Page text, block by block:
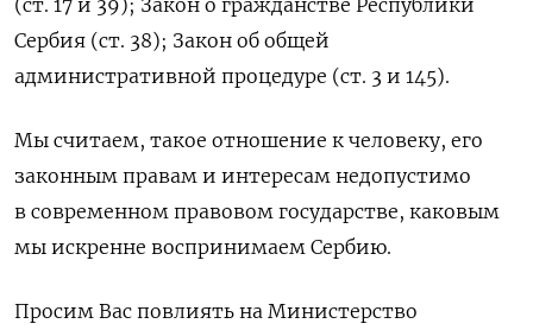
(ст. 17 и 39); Закон о гражданстве Республики
Сербия (ст. 38); Закон об общей
административной процедуре (ст. 3 и 145).
Мы считаем, такое отношение к человеку, его
законным правам и интересам недопустимо
в современном правовом государстве, каковым
мы искренне воспринимаем Сербию.
Просим Вас повлиять на Министерство